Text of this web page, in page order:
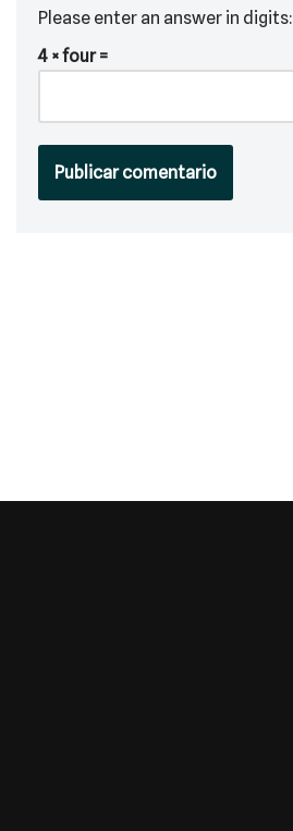
Please enter an answer in digits:
4 × four =